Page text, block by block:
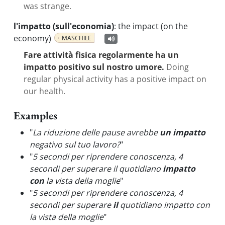
was strange.
l'impatto (sull'economia): the impact (on the
economy)
MASCHILE
Fare attività fisica regolarmente ha un
impatto positivo sul nostro umore. Doing
regular physical activity has a positive impact on
our health.
Examples
"La riduzione delle pause avrebbeun impatto
negativo sul tuo lavoro?"
"5 secondi per riprendere conoscenza, 4
secondi per superare il quotidiano impatto
con la vista della moglie"
"5 secondi per riprendere conoscenza, 4
secondi per superareilquotidiano impatto con
la vista della moglie"